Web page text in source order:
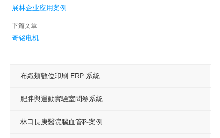
展林企业应用案例
下篇文章
奇铭电机
布織類數位印刷 ERP 系統
肥胖與運動實驗室問卷系統
林口長庚醫院腦血管科案例